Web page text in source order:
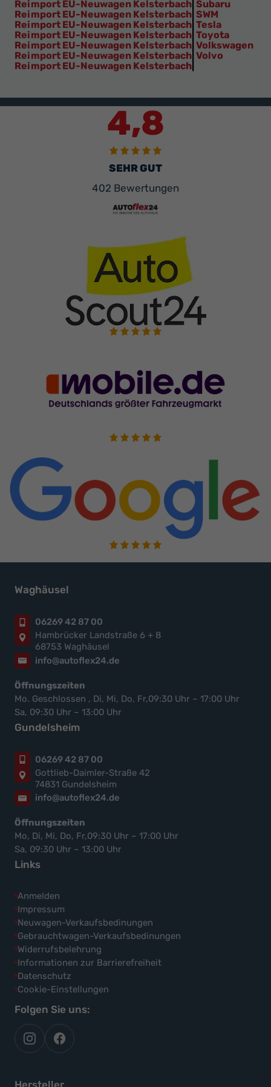
Reimport EU-Neuwagen Kelsterbach Subaru
Reimport EU-Neuwagen Kelsterbach SWM
Reimport EU-Neuwagen Kelsterbach Tesla
Reimport EU-Neuwagen Kelsterbach Toyota
Reimport EU-Neuwagen Kelsterbach Volkswagen
Reimport EU-Neuwagen Kelsterbach Volvo
Reimport EU-Neuwagen Kelsterbach
4,8
SEHR GUT
402 Bewertungen
Waghäusel
06269 42 87 00
Hambrücker Landstraße 6 + 8
68753 Waghäusel
info@autoflex24.de
Öffnungszeiten
Mo. Geschlossen , Di, Mi, Do, Fr,09:30 Uhr – 17:00 Uhr
Sa, 09:30 Uhr – 13:00 Uhr
Gundelsheim
06269 42 87 00
Gottlieb-Daimler-Straße 42
74831 Gundelsheim
info@autoflex24.de
Öffnungszeiten
Mo, Di, Mi, Do, Fr,09:30 Uhr – 17:00 Uhr
Sa, 09:30 Uhr – 13:00 Uhr
Links
Anmelden
Impressum
Neuwagen-Verkaufsbedinungen
Gebrauchtwagen-Verkaufsbedinungen
Widerrufsbelehrung
Informationen zur Barrierefreiheit
Datenschutz
Cookie-Einstellungen
Folgen Sie uns:
autoflex
auf
autoflex24
auf